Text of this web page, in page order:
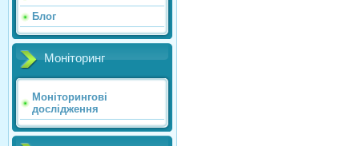
Блог
Моніторинг
Моніторингові
дослідження